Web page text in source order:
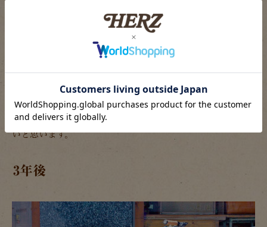
急に自転車？不思議な表情をしていますね。始めに何の経年
マイチャリと共に入社して早3年。真鍮のフェンダーがいい感
じにエイジングしてきたので、あわせてご紹介（自慢）した
いと思います。
3年後